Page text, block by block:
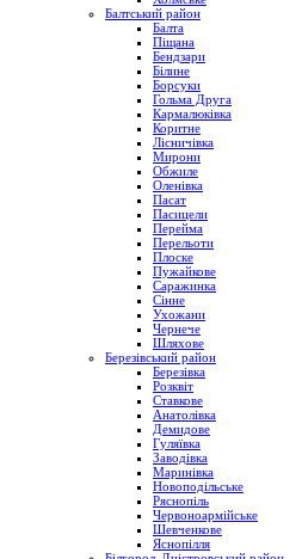
Балтський район
Балта
Піщана
Бендзари
Білине
Борсуки
Гольма Друга
Кармалюківка
Коритне
Лісничівка
Мирони
Обжиле
Оленівка
Пасат
Пасицели
Перейма
Перельоти
Плоске
Пужайкове
Саражинка
Сінне
Ухожани
Чернече
Шляхове
Березівський район
Березівка
Розквіт
Ставкове
Анатолівка
Демидове
Гуляївка
Заводівка
Маринівка
Новоподільське
Ряснопіль
Червоноармійське
Шевченкове
Яснопілля